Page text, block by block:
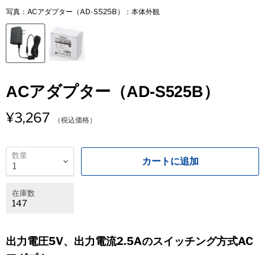
写真：ACアダプター（AD-S525B）：本体外観
ACアダプター（AD-S525B）
¥3,267 （税込価格）
数量
カートに追加
在庫数
147
出力電圧5V、出力電流2.5Aのスイッチング方式AC